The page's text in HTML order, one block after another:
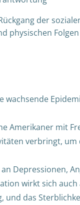
der
physischen
wachsende
Amerikaner mit
verbringt,
Depressionen,
wirkt sich
und das